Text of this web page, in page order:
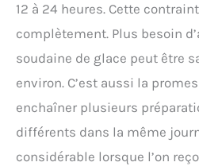
12 à 24 heures. Cette
complètement. Plus besoin
soudaine de glace peut être
environ. C’est aussi la
enchaîner plusieurs
différents dans la même
considérable lorsque l’on